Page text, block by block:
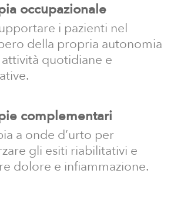
occupazionale
i pazienti nel
della propria autonomia
quotidiane e
complementari
a onde d’urto per
gli esiti riabilitativi e
dolore e infiammazione.